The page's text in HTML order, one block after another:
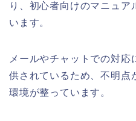
り、初心者向けのマニュア
います。
メールやチャットでの対応
供されているため、不明点
環境が整っています。